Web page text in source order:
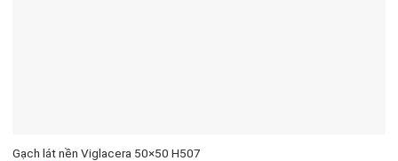
Gạch lát nền Viglacera 50×50 H507